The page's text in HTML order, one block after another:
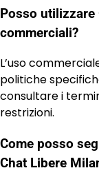
Posso utilizzare
commerciali?
L’uso
politiche
consultare i
restrizioni.
Come posso
Chat Libere